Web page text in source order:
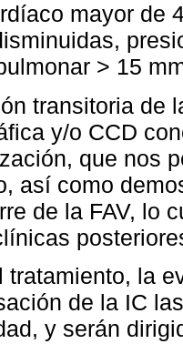
mayor de
> 15
transitoria de
y/o CCD
que nos
así como
de la FAV, lo
tratamiento, la
de la IC
y serán